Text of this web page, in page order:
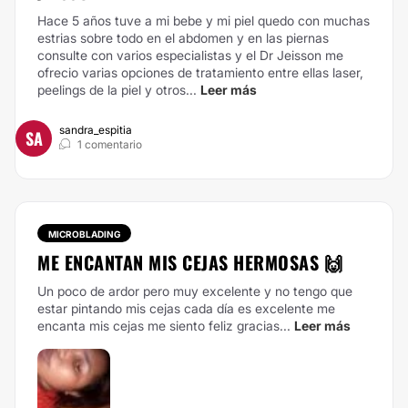
Hace 5 años tuve a mi bebe y mi piel quedo con muchas
estrias sobre todo en el abdomen y en las piernas
consulte con varios especialistas y el Dr Jeisson me
ofrecio varias opciones de tratamiento entre ellas laser,
peelings de la piel y otros... Leer más
SA
sandra_espitia
1 comentario
MICROBLADING
ME ENCANTAN MIS CEJAS HERMOSAS 🙌
Un poco de ardor pero muy excelente y no tengo que
estar pintando mis cejas cada día es excelente me
encanta mis cejas me siento feliz gracias... Leer más